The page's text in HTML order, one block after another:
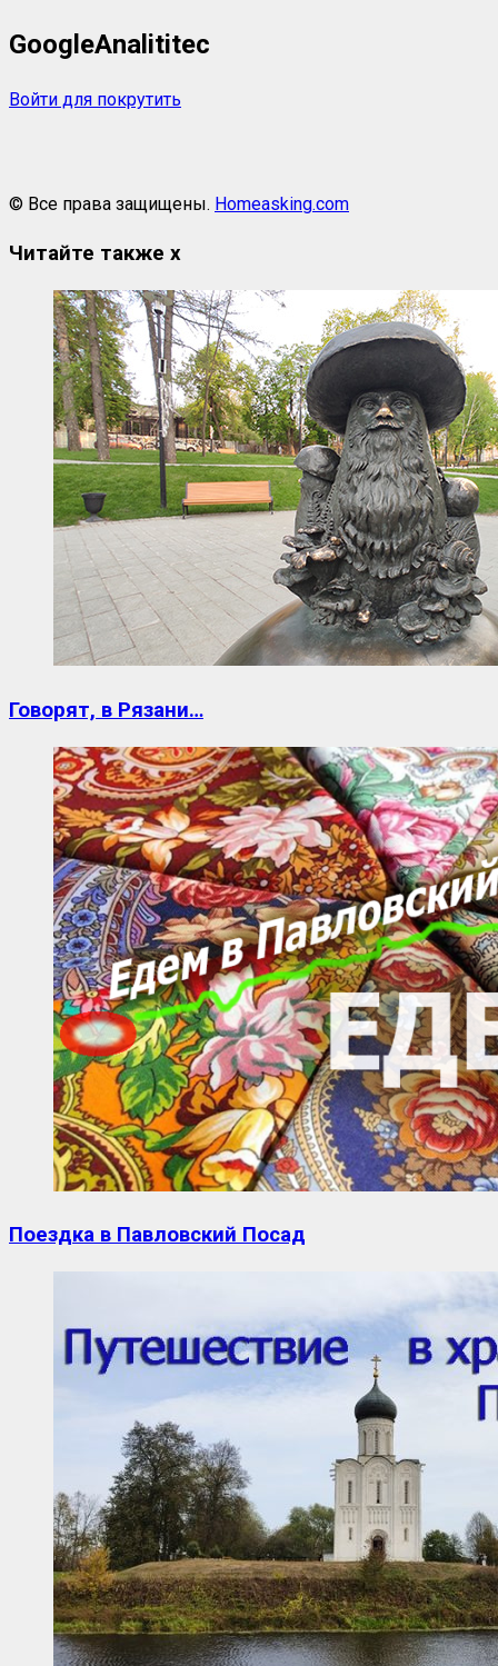
GoogleAnalititec
Войти для покрутить
© Все права защищены. Homeasking.com
Читайте также x
Говорят, в Рязани…
Поездка в Павловский Посад